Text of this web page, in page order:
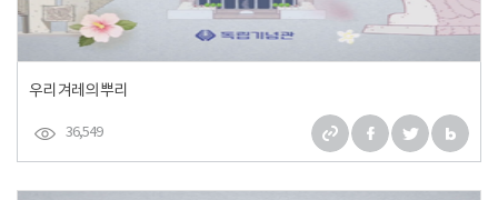
우리 겨레의 뿌리
36,549